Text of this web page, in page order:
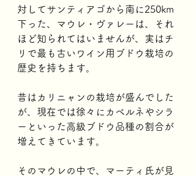
対してサンティアゴから南に250km
下った、マウレ・ヴァレーは、それ
ほど知られてはいませんが、実はチ
リで最も古いワイン用ブドウ栽培の
歴史を持ちます。
昔はカリニャンの栽培が盛んでした
が、現在では徐々にカベルネやシラ
ーといった高級ブドウ品種の割合が
増えてきています。
そのマウレの中で、マーティ氏が見